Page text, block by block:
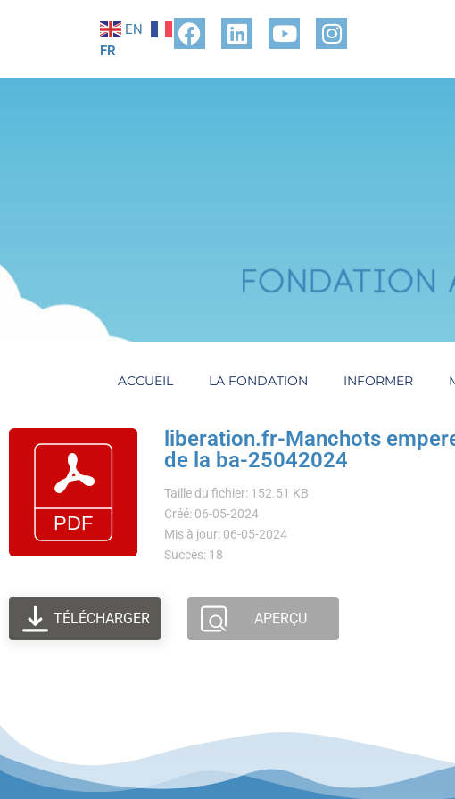
EN
FR
ACCUEIL LA FONDATION INFORMER
liberation.fr-Manchots
de la ba-25042024
Taille du fichier: 152.51 KB
Créé: 06-05-2024
Mis à jour: 06-05-2024
Succès: 18
TÉLÉCHARGER APERÇU